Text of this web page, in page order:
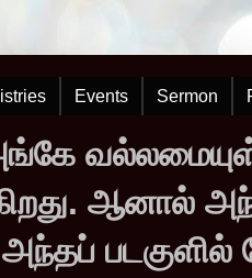
Events Sermon
ஆனால்